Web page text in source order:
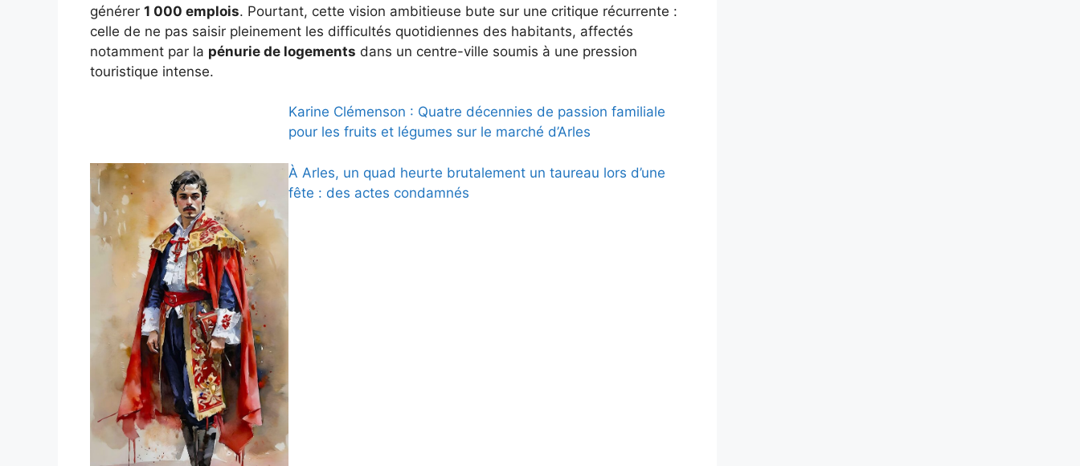
générer 1 000 emplois. Pourtant, cette vision ambitieuse bute sur une critique récurrente :
celle de ne pas saisir pleinement les difficultés quotidiennes des habitants, affectés
notamment par la pénurie de logements dans un centre-ville soumis à une pression
touristique intense.
Karine Clémenson : Quatre décennies de passion familiale
pour les fruits et légumes sur le marché d’Arles
À Arles, un quad heurte brutalement un taureau lors d’une
fête : des actes condamnés